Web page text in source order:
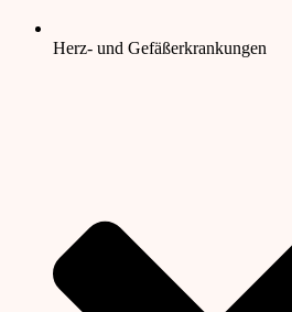
Herz- und Gefäßerkrankungen